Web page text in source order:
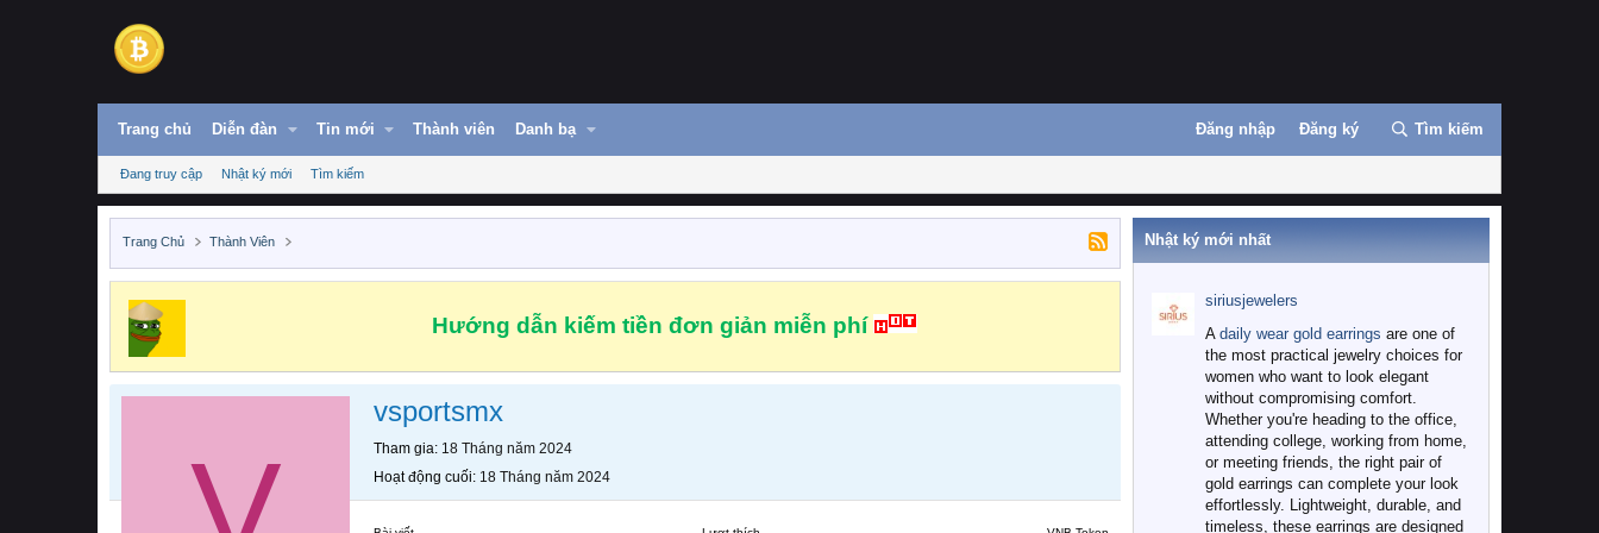
Trang chủ Diễn đàn Tin mới Thành viên Danh bạ Đăng nhập Đăng ký Tìm kiếm
Đang truy cập Nhật ký mới Tìm kiếm
Trang Chủ Thành Viên
Hướng dẫn kiếm tiền đơn giản miễn phí
vsportsmx
Tham gia 18 Tháng năm 2024
Hoạt động cuối 18 Tháng năm 2024
Nhật ký mới nhất
siriusjewelers
A daily wear gold earrings are one of
the most practical jewelry choices for
women who want to look elegant
without compromising comfort.
Whether you're heading to the office,
attending college, working from home,
or meeting friends, the right pair of
gold earrings can complete your look
effortlessly. Lightweight, durable, and
timeless, these earrings are designed